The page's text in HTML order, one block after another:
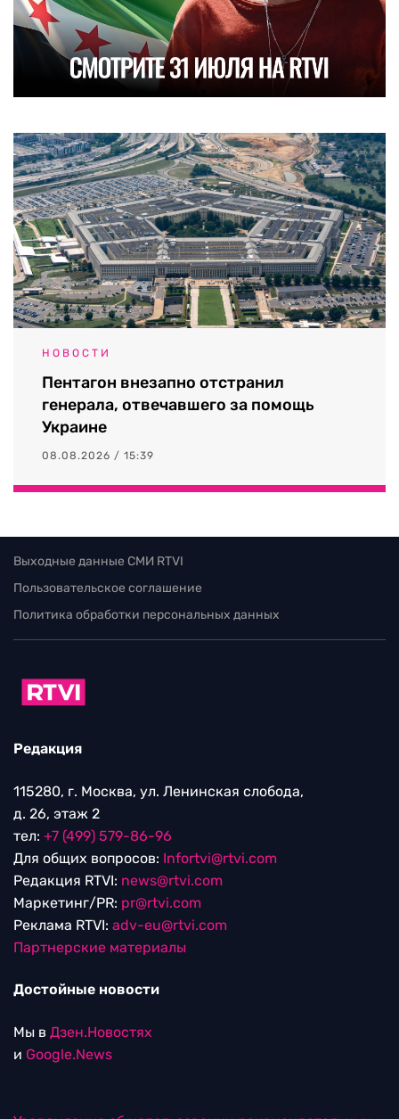
НОВОСТИ
Пентагон внезапно отстранил
генерала, отвечавшего за помощь
Украине
08.08.2026 / 15:39
Выходные данные СМИ RTVI
Пользовательское соглашение
Политика обработки персональных данных
Редакция
115280, г. Москва, ул. Ленинская слобода,
д. 26, этаж 2
тел: +7 (499) 579-86-96
Для общих вопросов: Infortvi@rtvi.com
Редакция RTVI: news@rtvi.com
Маркетинг/PR: pr@rtvi.com
Реклама RTVI: adv-eu@rtvi.com
Партнерские материалы
Достойные новости
Мы в Дзен.Новостях
и Google.News